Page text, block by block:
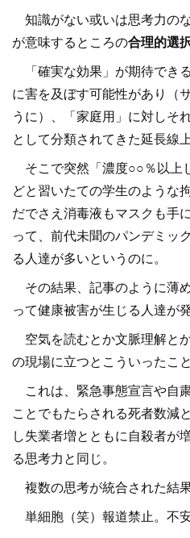
知識がない或いは思考力の
が意味するところの合理的選
「確実な効果」が期待でき
に害を及ぼす可能性があり（
うに）、「家庭用」に対しそ
として分類されてきた延長線
そこで突然「濃度○○％以上
どと習いたての学生のような
だでさえ消毒液もマスクも手
って、前代未聞のパンデミッ
る人達が多いというのに。
その結果、記事のように薄
って健康被害が生じる人達が
空気を読むとか文脈理解と
の現場に立つとこういったこ
これは、緊急事態宣言や自
ことでもたらされる死者数減
し失業者増とともに自殺者が
る思考力と同じ。
複数の思考が統合された結
単細胞（笑）報道禁止。不